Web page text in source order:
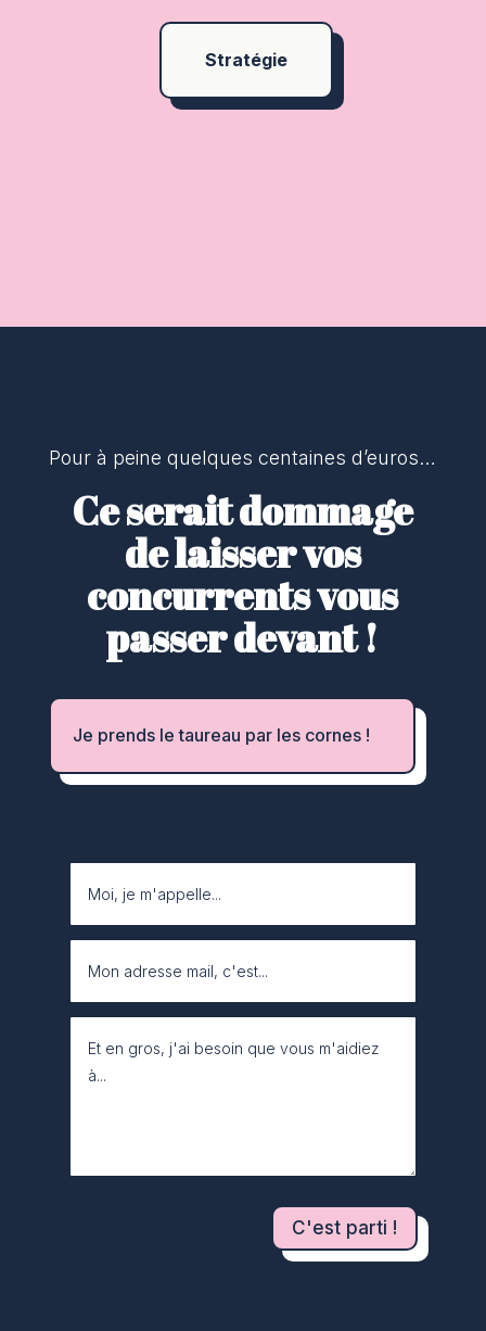
Stratégie
Pour à peine quelques centaines d’euros…
Ce serait dommage
de laisser vos
concurrents vous
passer devant !
Je prends le taureau par les cornes !
C'est parti !